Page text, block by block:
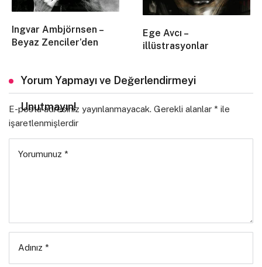
Ingvar Ambjörnsen –
Beyaz Zenciler’den
Ege Avcı –
illüstrasyonlar
Yorum Yapmayı ve Değerlendirmeyi
Unutmayın!
E-posta adresiniz yayınlanmayacak. Gerekli alanlar * ile
işaretlenmişlerdir
Yorumunuz *
Adınız *